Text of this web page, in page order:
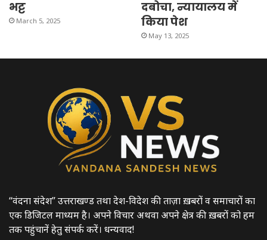
भट्ट
March 5, 2025
दबोचा, न्यायालय में
किया पेश
May 13, 2025
“वंदना संदेश” उत्तराखण्ड तथा देश-विदेश की ताज़ा ख़बरों व समाचारों का
एक डिजिटल माध्यम है। अपने विचार अथवा अपने क्षेत्र की ख़बरों को हम
तक पहुंचानें हेतु संपर्क करें। धन्यवाद!